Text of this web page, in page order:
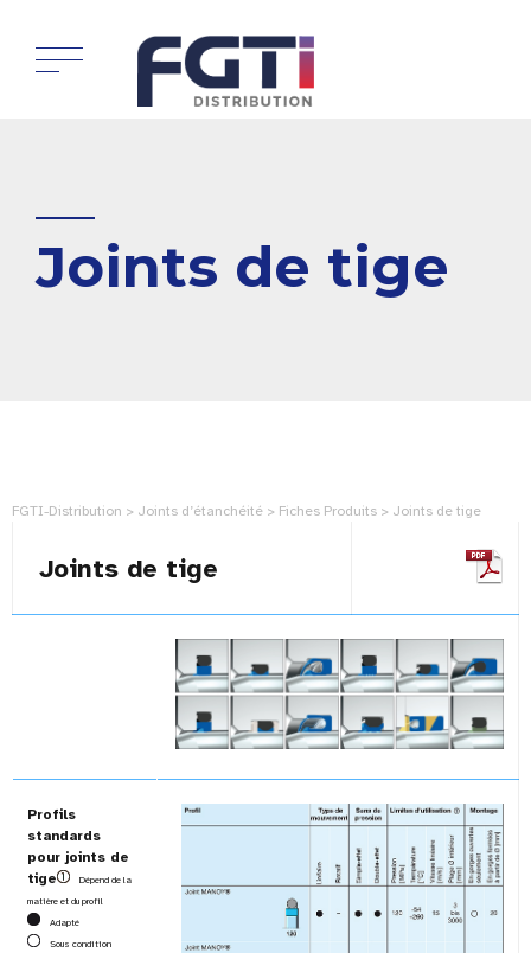
Joints de tige
FGTI-Distribution > Joints d’étanchéité > Fiches Produits > Joints de tige
Joints de tige
Profils
standards
pour joints de
tige
Dépend de la
matière et du profil
Adapté
Sous condition